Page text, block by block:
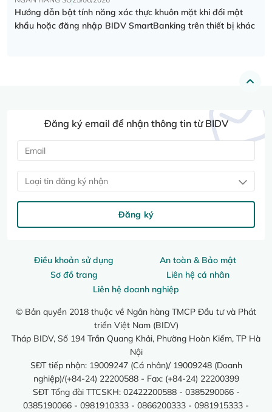
Hướng dẫn bật tính năng xác thực khuôn mặt khi đổi mật
khẩu hoặc đăng nhập BIDV SmartBanking trên thiết bị khác
Điều khoản sử dụng
An toàn & Bảo mật
Sơ đồ trang
Liên hệ cá nhân
Liên hệ doanh nghiệp
© Bản quyền 2018 thuộc về Ngân hàng TMCP Đầu tư và Phát
triển Việt Nam (BIDV)
Tháp BIDV, Số 194 Trần Quang Khải, Phường Hoàn Kiếm, TP Hà
Nội
SĐT tiếp nhận: 19009247 (Cá nhân)/ 19009248 (Doanh
nghiệp)/(+84-24) 22200588 - Fax: (+84-24) 22200399
SĐT Tổng đài TTCSKH: 02422200588 - 0385290066 -
0385190066 - 0981910333 - 0866200333 - 0981915333 -
Đăng ký email để nhận thông tin từ BIDV
Loại tin đăng ký nhận
Đăng ký